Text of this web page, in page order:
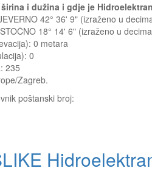
i dužina i gdje je
42° 36' 9" (izraženo u
18° 14' 6" (izraženo u
0 metara
0
235
Zagreb.
poštanski broj: